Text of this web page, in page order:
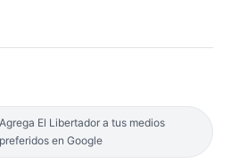
Agrega El Libertador a tus medios
preferidos en Google